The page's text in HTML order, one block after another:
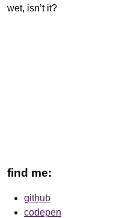
wet, isn’t it?
find me:
github
codepen